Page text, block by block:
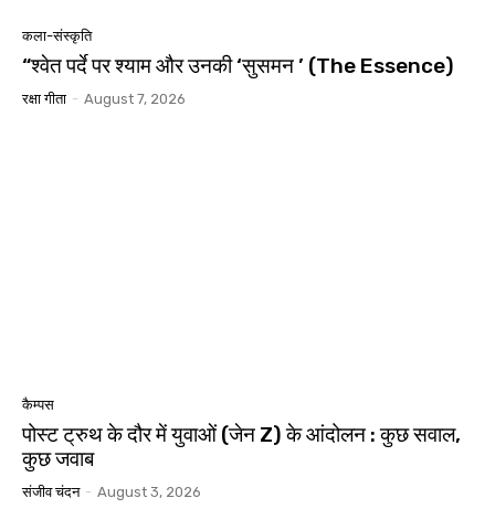
कला-संस्कृति
“श्वेत पर्दे पर श्याम और उनकी ‘सुसमन ’ (The Essence)
रक्षा गीता - August 7, 2026
कैम्पस
पोस्ट ट्रुथ के दौर में युवाओं (जेन Z) के आंदोलन : कुछ सवाल,
कुछ जवाब
संजीव चंदन - August 3, 2026